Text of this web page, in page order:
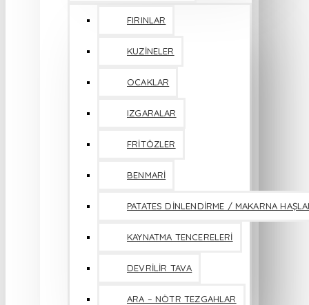
FIRINLAR
KUZİNELER
OCAKLAR
IZGARALAR
FRİTÖZLER
BENMARİ
PATATES DİNLENDİRME / MAKARNA
KAYNATMA TENCERELERİ
DEVRİLİR TAVA
ARA – NÖTR TEZGAHLAR